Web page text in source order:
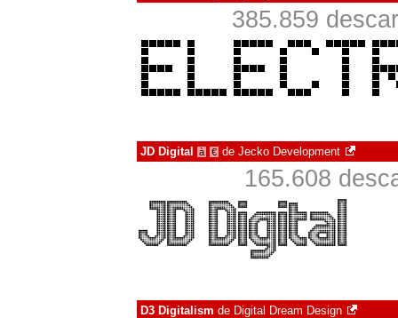
385.859
JD Digital à € de Jecko Development
165.608
D3 Digitalism de Digital Dream Design